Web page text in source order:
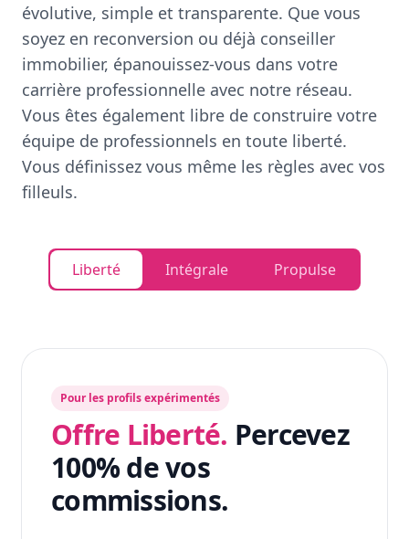
évolutive, simple et transparente. Que vous
soyez en reconversion ou déjà conseiller
immobilier, épanouissez-vous dans votre
carrière professionnelle avec notre réseau.
Vous êtes également libre de construire votre
équipe de professionnels en toute liberté.
Vous définissez vous même les règles avec vos
filleuls.
Liberté Intégrale Propulse
Pour les profils expérimentés
Offre Liberté. Percevez
100% de vos
commissions.